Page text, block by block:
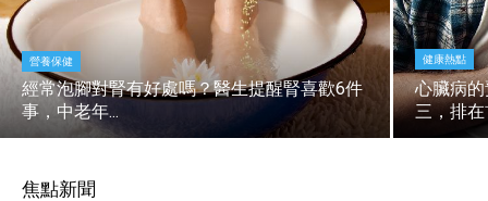
營養保健
經常泡腳對腎有好處嗎？醫生提醒腎喜歡6件
事，中老年...
健康熱點
心臟病
三，排在
焦點新聞